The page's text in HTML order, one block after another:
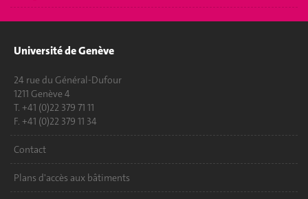
Université de Genève
24 rue du Général-Dufour
1211 Genève 4
T. +41 (0)22 379 71 11
F. +41 (0)22 379 11 34
Contact
Plans d'accès aux bâtiments